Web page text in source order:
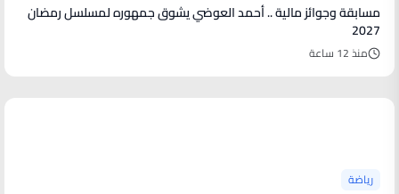
مسابقة وجوائز مالية .. أحمد العوضي يشوق جمهوره لمسلسل رمضان
2027
منذ 12 ساعة
رياضة